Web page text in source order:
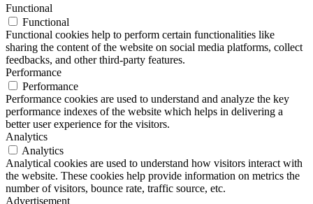
Functional
Functional
Functional cookies help to perform certain functionalities like
sharing the content of the website on social media platforms, collect
feedbacks, and other third-party features.
Performance
Performance
Performance cookies are used to understand and analyze the key
performance indexes of the website which helps in delivering a
better user experience for the visitors.
Analytics
Analytics
Analytical cookies are used to understand how visitors interact with
the website. These cookies help provide information on metrics the
number of visitors, bounce rate, traffic source, etc.
Advertisement